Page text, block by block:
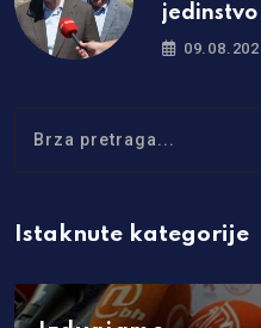
jedinstvo
Istaknute kategorije